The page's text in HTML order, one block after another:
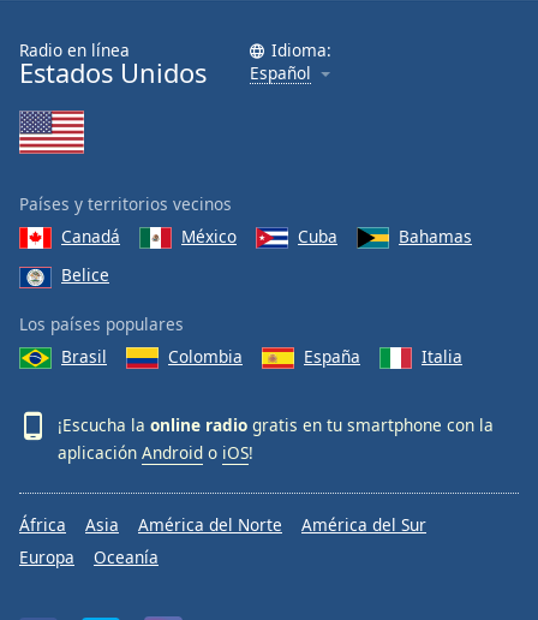
Radio en línea
Estados Unidos
Idioma:
Español
Países y territorios vecinos
Canadá
México Cuba
Bahamas
Belice
Los países populares
Brasil
Colombia España Italia
¡Escucha la online radio gratis en tu smartphone con la
aplicación Android o iOS!
África Asia América del Norte
América del Sur
Europa
Oceanía